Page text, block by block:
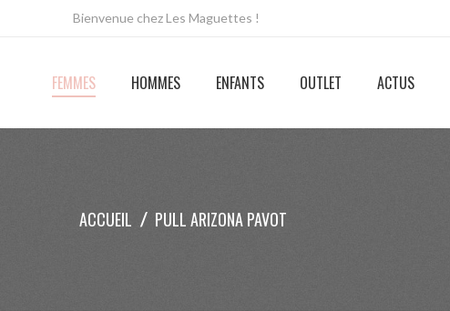
Bienvenue chez Les Maguettes !
FEMMES HOMMES ENFANTS OUTLET ACTUS
ACCUEIL PULL ARIZONA PAVOT